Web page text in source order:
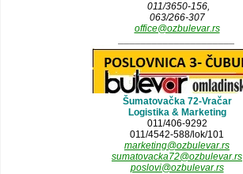
011/3650-156,
063/266-307
office@ozbulevar.rs
Šumatovačka 72-Vračar
Logistika & Marketing
011/406-9292
011/4542-588/lok/101
marketing@ozbulevar.rs
sumatovacka72@ozbulevar.rs
poslovi@ozbulevar.rs